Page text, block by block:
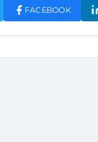
FACEBOOK